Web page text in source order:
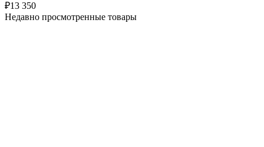
₽13 350
Недавно просмотренные товары